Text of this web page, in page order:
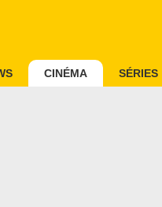
CINÉMA SÉRIES